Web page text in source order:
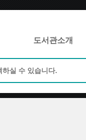
도서관소개